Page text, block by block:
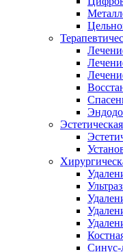
Синус-